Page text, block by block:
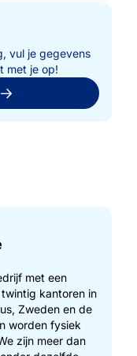
vul je gegevens
met je op!
met een
kantoren in
Zweden en de
worden fysiek
zijn meer dan